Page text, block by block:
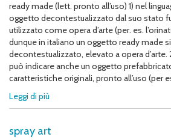
ready made (lett. pronto all’uso) 1) nel
oggetto decontestualizzato dal suo stato
utilizzato come opera d’arte (per. es.
dunque in italiano un oggetto ready made
decontestualizzato, elevato a opera d’arte.
può indicare anche un oggetto
caratteristiche originali, pronto all’uso (per
Leggi di più
spray art